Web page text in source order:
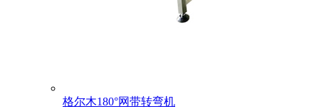
格尔木180°网带转弯机